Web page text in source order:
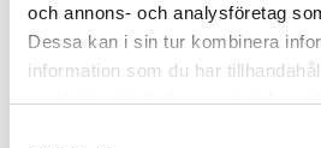
och annons- och analysföretag
Dessa kan i sin tur kombinera
information som du har
samlat in när du har använt deras
FRÅGA OSS OM PRODUKTEN